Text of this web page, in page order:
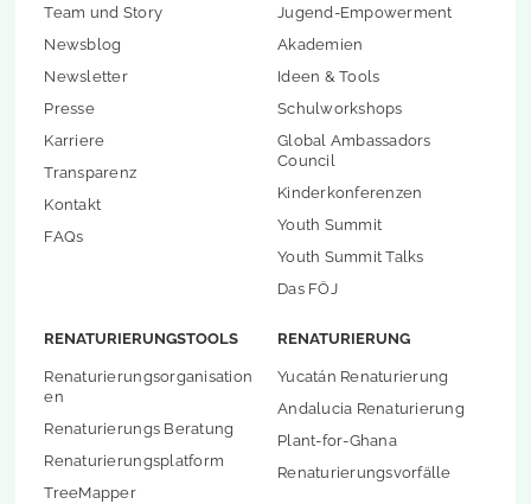
Team und Story
Newsblog
Newsletter
Presse
Karriere
Transparenz
Kontakt
FAQs
Jugend-Empowerment
Akademien
Ideen & Tools
Schulworkshops
Global Ambassadors
Council
Kinderkonferenzen
Youth Summit
Youth Summit Talks
Das FÖJ
RENATURIERUNGSTOOLS
Renaturierungsorganisation
en
Renaturierungs Beratung
Renaturierungsplatform
TreeMapper
RENATURIERUNG
Yucatán Renaturierung
Andalucia Renaturierung
Plant-for-Ghana
Renaturierungsvorfälle